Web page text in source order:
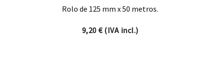
Rolo de 125 mm x 50 metros.
9,20 €(IVA incl.)